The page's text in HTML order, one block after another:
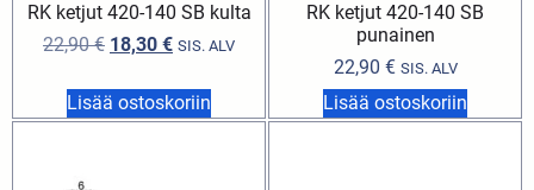
RK ketjut 420-140 SB kulta
22,90€ 18,30 € SIS. ALV
Lisää ostoskoriin
RK ketjut 420-140 SB
punainen
22,90 € SIS. ALV
Lisää ostoskoriin